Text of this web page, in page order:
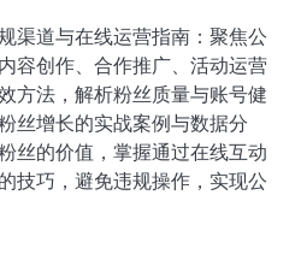
渠道与在线运营指南：聚焦公
容创作、合作推广、活动运营
方法，解析粉丝质量与账号健
丝增长的实战案例与数据分
丝的价值，掌握通过在线互动
技巧，避免违规操作，实现公